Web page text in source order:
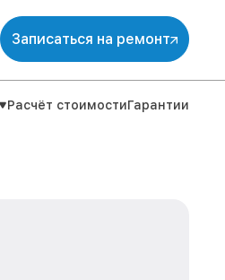
Записаться на ремонт
Расчёт стоимостиГарантии